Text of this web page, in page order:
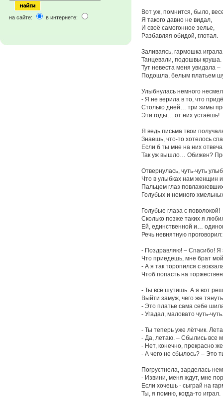
на сайте: в интернете:
Вот уж, помнится, было,
Я такого давно не видал,
И своё самогонное зелье,
Разбавляя обидой, глотал.
Заливаясь, гармошка
Танцевали, подошвы круша.
Тут невеста меня увидала –
Подошла, белым платьем
Улыбнулась немного
- Я не верила в то, что
Столько дней… три зимы
Эти годы… от них устаёшь!
Я ведь письма твои
Знаешь, что-то хотелось
Если б ты мне на них
Так уж вышло… Обижен?
Отвернулась, чуть-чуть
Что в улыбках нам женщин
Пальцем глаз
Голубых и немного
Голубые глаза с поволокой!
Сколько позже таких я
Ей, единственной и…
Речь невнятную проговорил:
- Поздравляю! – Спасибо! Я
Что приедешь, мне брат
- А я так торопился с
Чтоб попасть на
- Ты всё шутишь. А я вот
Выйти замуж, чего же
- Это платье сама себе
- Угадал, маловато чуть-чуть.
- Ты теперь уже лётчик.
- Да, летаю. – Сбылись все
- Нет, конечно, прекрасно
- А чего не сбылось? – Это
Погрустнела, зарделась
- Извини, меня ждут, мне
Если хочешь - сыграй на
Ты, я помню, когда-то играл.